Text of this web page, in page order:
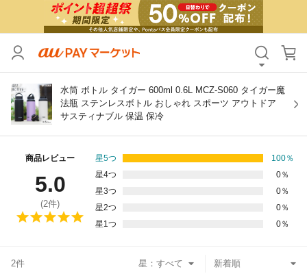
水筒 ボトル タイガー 600ml 0.6L MCZ-S060 タイガー魔
法瓶 ステンレスボトル おしゃれ スポーツ アウトドア
サスティナブル 保温 保冷
商品レビュー
5.0
(2件)
星5つ 100％
星4つ
0％
星3つ
0％
星2つ
0％
星1つ
0％
2件 星：
カテゴリ すべて
価格 すべて
支払い方法
その他の条件
送料無料
Pontaパス特典対象すべて